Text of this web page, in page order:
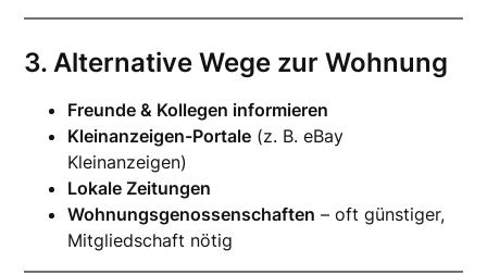
3. Alternative Wege zur Wohnung
Freunde & Kollegen informieren
Kleinanzeigen-Portale (z. B. eBay
Kleinanzeigen)
Lokale Zeitungen
Wohnungsgenossenschaften – oft günstiger,
Mitgliedschaft nötig